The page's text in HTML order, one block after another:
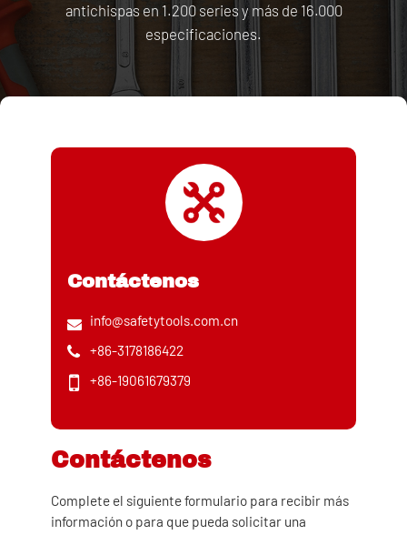
antichispas en 1.200 series y más de 16.000
especificaciones.
Contáctenos
info@safetytools.com.cn
+86-3178186422
+86-19061679379
Contáctenos
Complete el siguiente formulario para recibir más
información o para que pueda solicitar una